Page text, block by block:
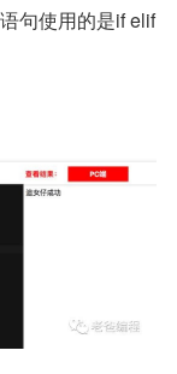
句使用的是if elif